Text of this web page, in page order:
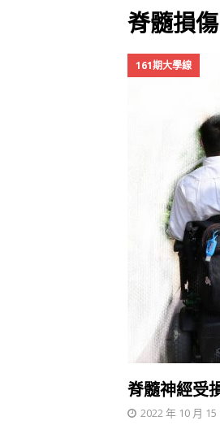
脊髓損傷
161期大學線
脊髓神經受
2022 年 10 月 15